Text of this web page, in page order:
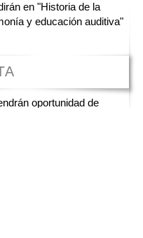
en "Historia de la
y educación auditiva"
oportunidad de